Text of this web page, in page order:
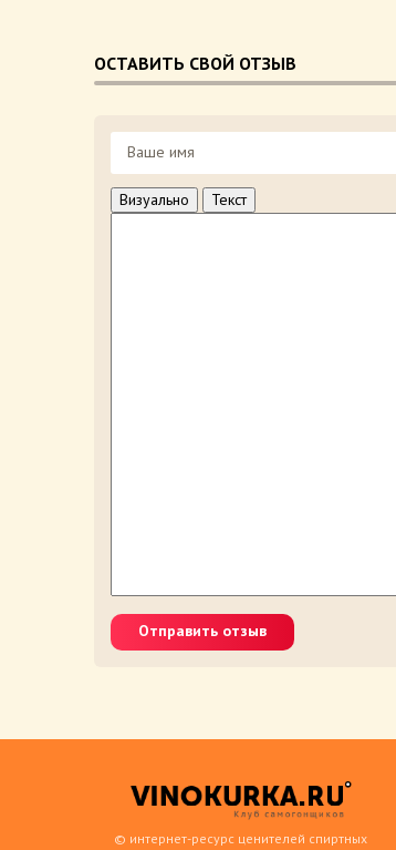
ОСТАВИТЬ СВОЙ ОТЗЫВ
Визуально Текст
Отправить отзыв
© интернет-ресурс ценителей спиртных